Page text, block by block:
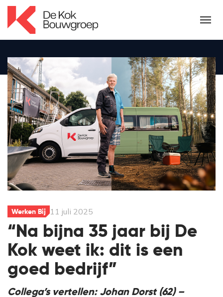
Werken Bij 11 juli 2025
“Na bijna 35 jaar bij De
Kok weet ik: dit is een
goed bedrijf”
Collega’s vertellen: Johan Dorst (62) –